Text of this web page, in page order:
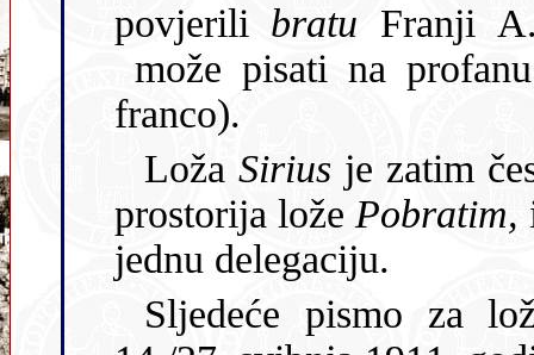
povjerili bratu Franji
može pisati na
franco).
Loža Sirius je zatim
prostorija lože Pobratim,
jednu delegaciju.
Sljedeće pismo za